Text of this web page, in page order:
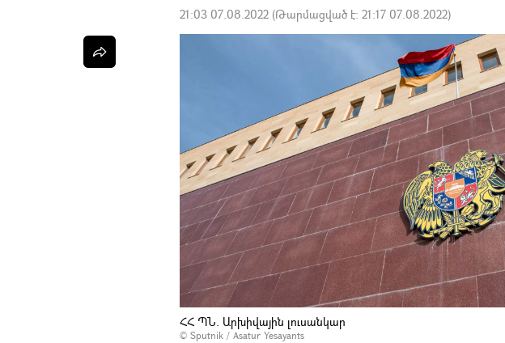
21:03 07.08.2022 (Թարմացված է: 21:17 07.08.2022)
ՀՀ ՊՆ. Արխիվային լուսանկար
© Sputnik / Asatur Yesayants